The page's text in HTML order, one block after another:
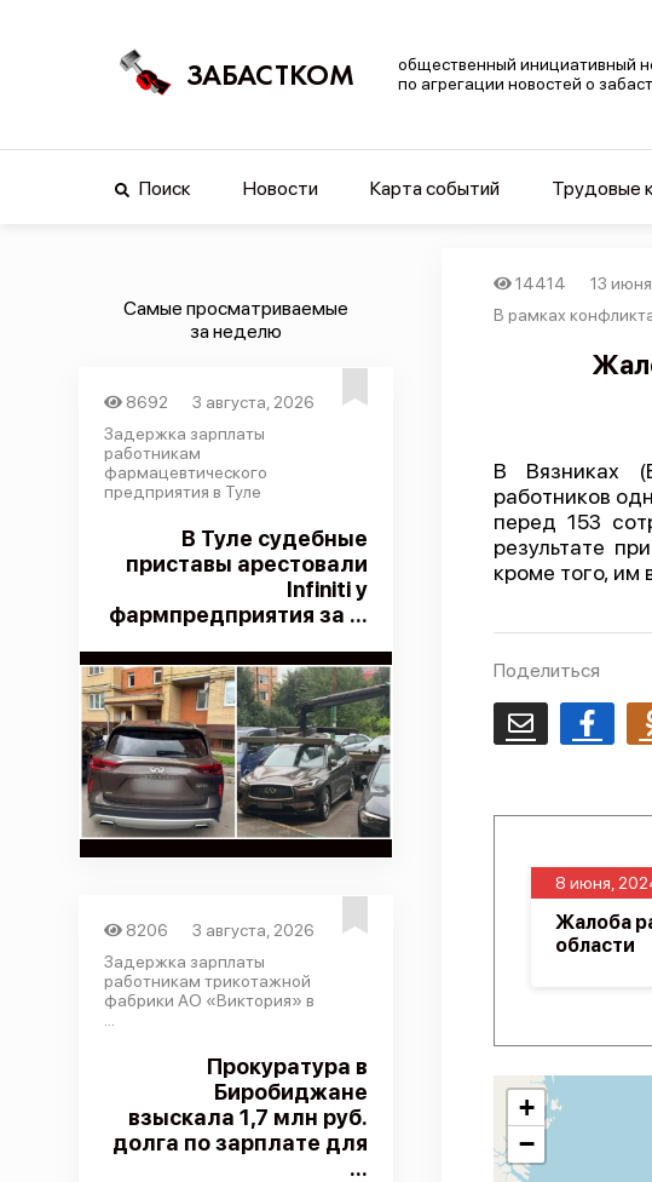
ЗАБАСТКОМ
общественный инициативный
по агрегации новостей о
Поиск Новости Карта событий Трудовые
Самые просматриваемые
за неделю
8692
3 августа, 2026
Задержка зарплаты
работникам
фармацевтического
предприятия в Туле
В Туле судебные
приставы арестовали
Infiniti у
фармпредприятия за ...
8206
3 августа, 2026
Задержка зарплаты
работникам трикотажной
фабрики АО «Виктория» в
Прокуратура в
Биробиджане
взыскала 1,7 млн руб.
долга по зарплате для
...
14414
13
В рамках
В Вязниках
работников
перед 153
результате
кроме того, им
Поделиться
Email Facebook
8 июня,
Жалоба
области
+
−